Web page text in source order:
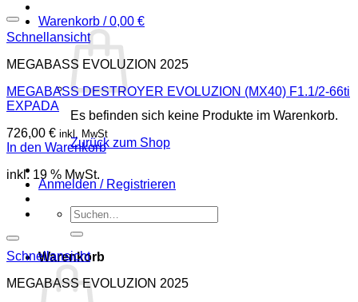
Warenkorb /0,00 €
Es befinden sich keine Produkte im Warenkorb.
Zurück zum Shop
Anmelden / Registrieren
Suchen
nach:
Warenkorb
Schnellansicht
MEGABASS EVOLUZION 2025
MEGABASS DESTROYER EVOLUZION (MX40) F1.1/2-66ti
EXPADA
726,00 € inkl. MwSt
In den Warenkorb
inkl. 19 % MwSt.
Schnellansicht
MEGABASS EVOLUZION 2025